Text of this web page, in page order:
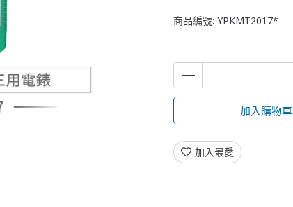
商品編號: YPKMT2017*
加入購物車
加入最愛